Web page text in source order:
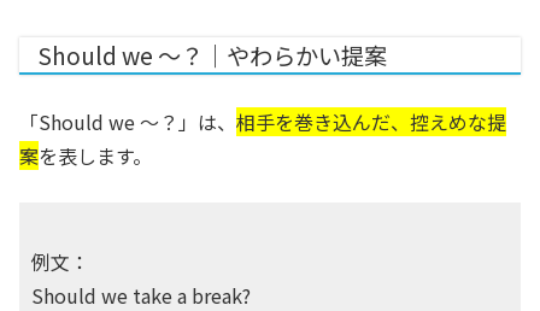
Should we ～？｜やわらかい提案
「Should we ～？」は、 相手を巻き込んだ、控えめな提
案を表します。
例文：
Should we take a break?